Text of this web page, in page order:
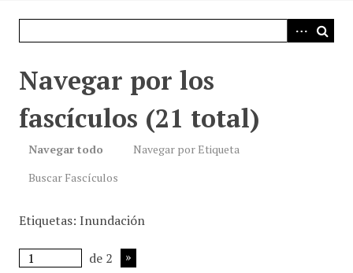
Navegar por los
fascículos (21 total)
Navegar todo
Navegar por Etiqueta
Buscar Fascículos
Etiquetas: Inundación
de 2